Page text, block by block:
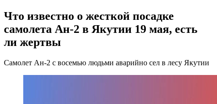
Что известно о жесткой посадке
самолета Ан-2 в Якутии 19 мая, есть
ли жертвы
Самолет Ан-2 с восемью людьми аварийно сел в лесу Якутии